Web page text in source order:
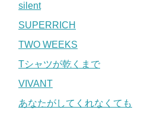
silent
SUPERRICH
TWO WEEKS
Tシャツが乾くまで
VIVANT
あなたがしてくれなくても